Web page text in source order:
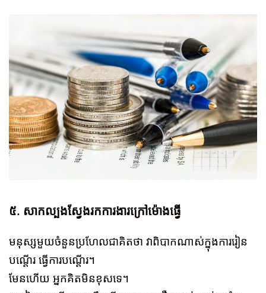
៥. សាកល្បងស្វែងរកការងារក្រៅម៉ោងធ្វើ
មនុស្សមួយចំនួនប្រហែលជាគិតថា វាពិបាកណាស់ក្នុងការរៀន
បណ្ដើរ ធ្វើការបណ្តើរ។
មែនហើយ អ្នកគិតមិនខុសទេ។